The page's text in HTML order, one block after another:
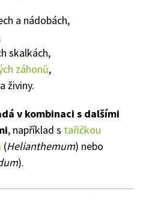
a nádobách,
skalkách,
záhonů,
živiny.
v kombinaci s dalšími
, například s tařičkou
(Helianthemum) nebo
).